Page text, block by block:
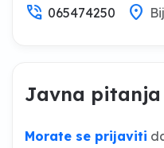
phone_in_talk 065474250 location_on
Javna pitanja
Morate se prijaviti